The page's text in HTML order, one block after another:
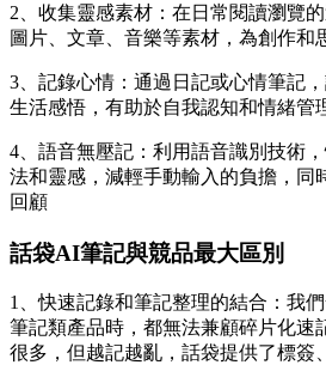
2、收集靈感素材：在日常閱讀瀏覽
圖片、文章、音樂等素材，為創作和
3、記錄心情：通過日記或心情筆記
生活感悟，有助於自我認知和情緒管
4、語音無壓記：利用語音識別技術
法和靈感，減輕手動輸入的負擔，同
回顧
話袋AI筆記與競品最大區別
1、快速記錄和筆記整理的結合：我
筆記類產品時，都無法兼顧碎片化速
很多，但越記越亂，話袋提供了標簽